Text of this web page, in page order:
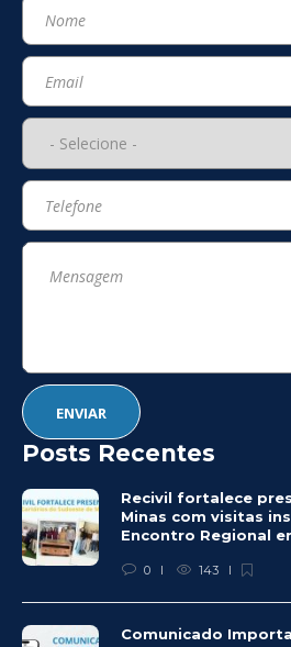
Posts Recentes
Recivil fortalece
Minas com visitas
Encontro Regional
0 143
Comunicado